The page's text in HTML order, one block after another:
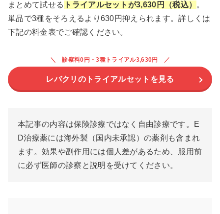
まとめて試せる トライアルセットが3,630円（税込） 。
単品で3種をそろえるより630円抑えられます。詳しくは
下記の料金表でご確認ください。
診察料0円・3種トライアル3,630円
レバクリのトライアルセットを見る
本記事の内容は保険診療ではなく自由診療です。E
D治療薬には海外製（国内未承認）の薬剤も含まれ
ます。効果や副作用には個人差があるため、服用前
に必ず医師の診察と説明を受けてください。